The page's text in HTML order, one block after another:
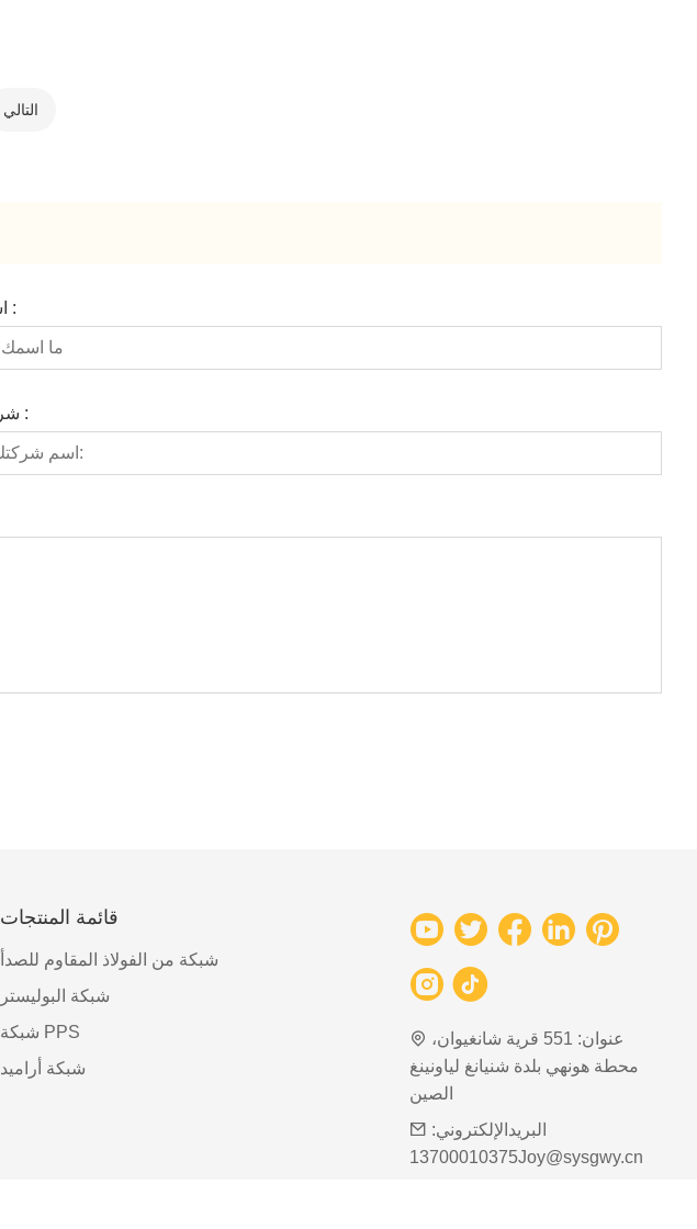
التالي
اسم :
شركة :
قائمة المنتجات
شبكة من الفولاذ المقاوم للصدأ
شبكة البوليستر
شبكة PPS
شبكة أراميد
عنوان:
551 قرية شانغيوان،
محطة هونهي بلدة شنيانغ لياونينغ
الصين
البريدالإلكتروني:
13700010375Joy@sysgwy.cn